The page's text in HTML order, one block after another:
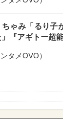
ちゃみ「るり子
」『アギトー超
タメOVO）